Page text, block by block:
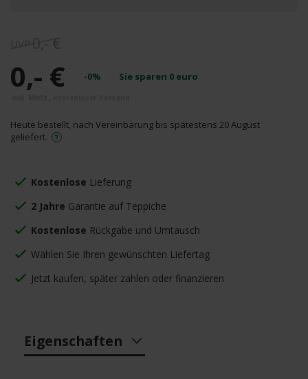
0,- €
0,- € -0% Sie sparen 0 euro
Heute bestellt, nach Vereinbarung bis spätestens 20 August
geliefert.
Kostenlose Lieferung
2 Jahre Garantie auf Teppiche
Kostenlose Rückgabe und Umtausch
Wählen Sie Ihren gewünschten Liefertag
Jetzt kaufen, später zahlen oder finanzieren
Eigenschaften